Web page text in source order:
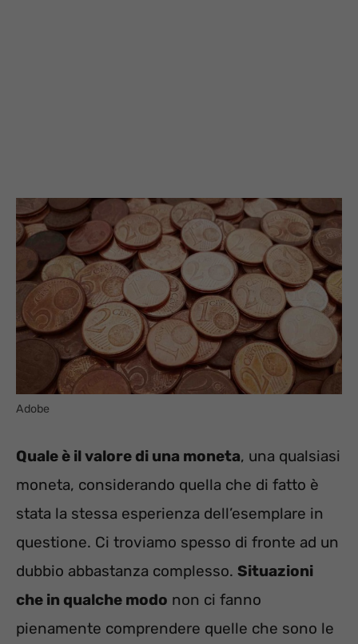
Adobe
Quale è il valore di una moneta, una qualsiasi
moneta, considerando quella che di fatto è
stata la stessa esperienza dell’esemplare in
questione. Ci troviamo spesso di fronte ad un
dubbio abbastanza complesso. Situazioni
che in qualche modo non ci fanno
pienamente comprendere quelle che sono le